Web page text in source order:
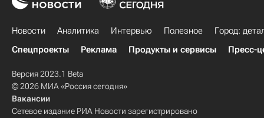
Новости Аналитика Интервью Полезное
Город:
Спецпроекты
Реклама Продукты и сервисы Пресс-
Версия 2023.1 Beta
© 2026 МИА «Россия сегодня»
Вакансии
Сетевое издание РИА Новости зарегистрировано